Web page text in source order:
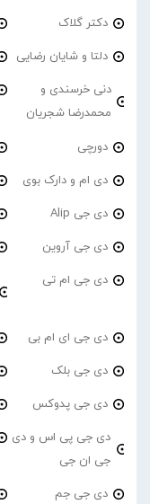
دکتر گلاک
دلتا و شایان رضایی
دنی خرسندی و
محمدرضا شجریان
دورچی
دی ام و دارک بوی
دی جی Alip
دی جی آروین
دی جی ام تی
دی جی ای ام بی
دی جی بلک
دی جی پدوکس
دی جی پی اس و دی
جی ان جی
دی جی جم